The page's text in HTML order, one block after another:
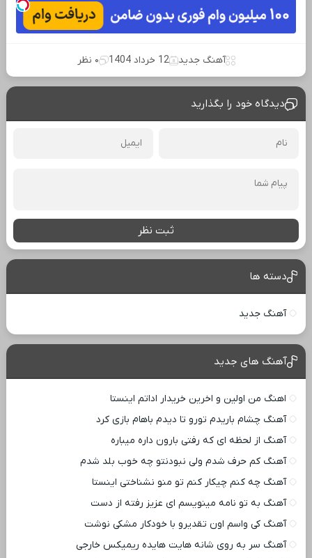
آهنگ جدید 12 خرداد 1404 ۰ نظر
دیدگاه خود را بگذارید
ثبت نظر
دسته ها
آهنگ جدید
آهنگ های جدید
اهنگ من اولین و اخرین خریدار اداتم اینستا
آهنگ چشام باریدم تورو تا دیدم باهام بازی کرد
آهنگ از لحظه ای که رفتی بارون داره میباره
آهنگ کم حرف شدم ولی نبودنتو چه خوب بلد شدم
آهنگ چه کنم چیکار کنم تو منو نشناختی اینستا
آهنگ به تو نامه مینویسم ای عزیز رفته از دست
آهنگ کی واسم اون تقدیرو با خودکار مشکی نوشت
آهنگ سر به روی شانه هایت هایده ریمیکس خارجی